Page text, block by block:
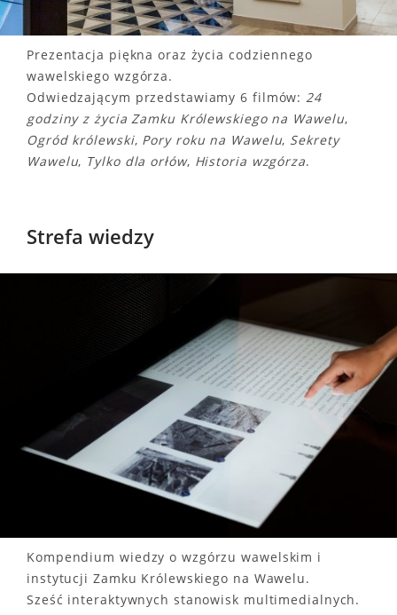
Prezentacja piękna oraz życia codziennego
wawelskiego wzgórza.
Odwiedzającym przedstawiamy 6 filmów:24
godziny z życia Zamku Królewskiego na Wawelu,
Ogród królewski, Pory roku na Wawelu, Sekrety
Wawelu, Tylko dla orłów, Historia wzgórza.
Strefa wiedzy
Kompendium wiedzy o wzgórzu wawelskim i
instytucji Zamku Królewskiego na Wawelu.
Sześć interaktywnych stanowisk multimedialnych.